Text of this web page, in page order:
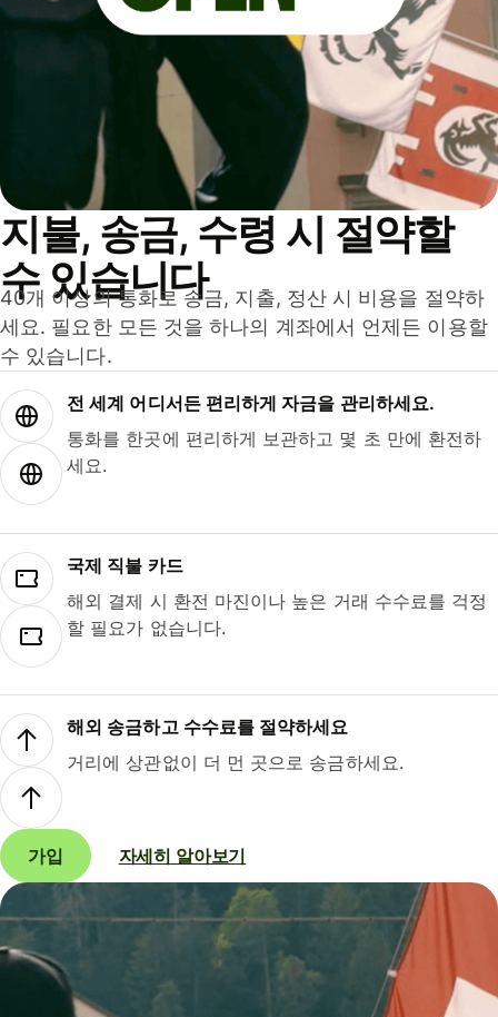
지불, 송금, 수령 시 절약할
수 있습니다
40개 이상의 통화로 송금, 지출, 정산 시 비용을 절약하
세요. 필요한 모든 것을 하나의 계좌에서 언제든 이용할
수 있습니다.
전 세계 어디서든 편리하게 자금을 관리하세요.
통화를 한곳에 편리하게 보관하고 몇 초 만에 환전하
세요.
국제 직불 카드
해외 결제 시 환전 마진이나 높은 거래 수수료를 걱정
할 필요가 없습니다.
해외 송금하고 수수료를 절약하세요
거리에 상관없이 더 먼 곳으로 송금하세요.
가입 자세히 알아보기